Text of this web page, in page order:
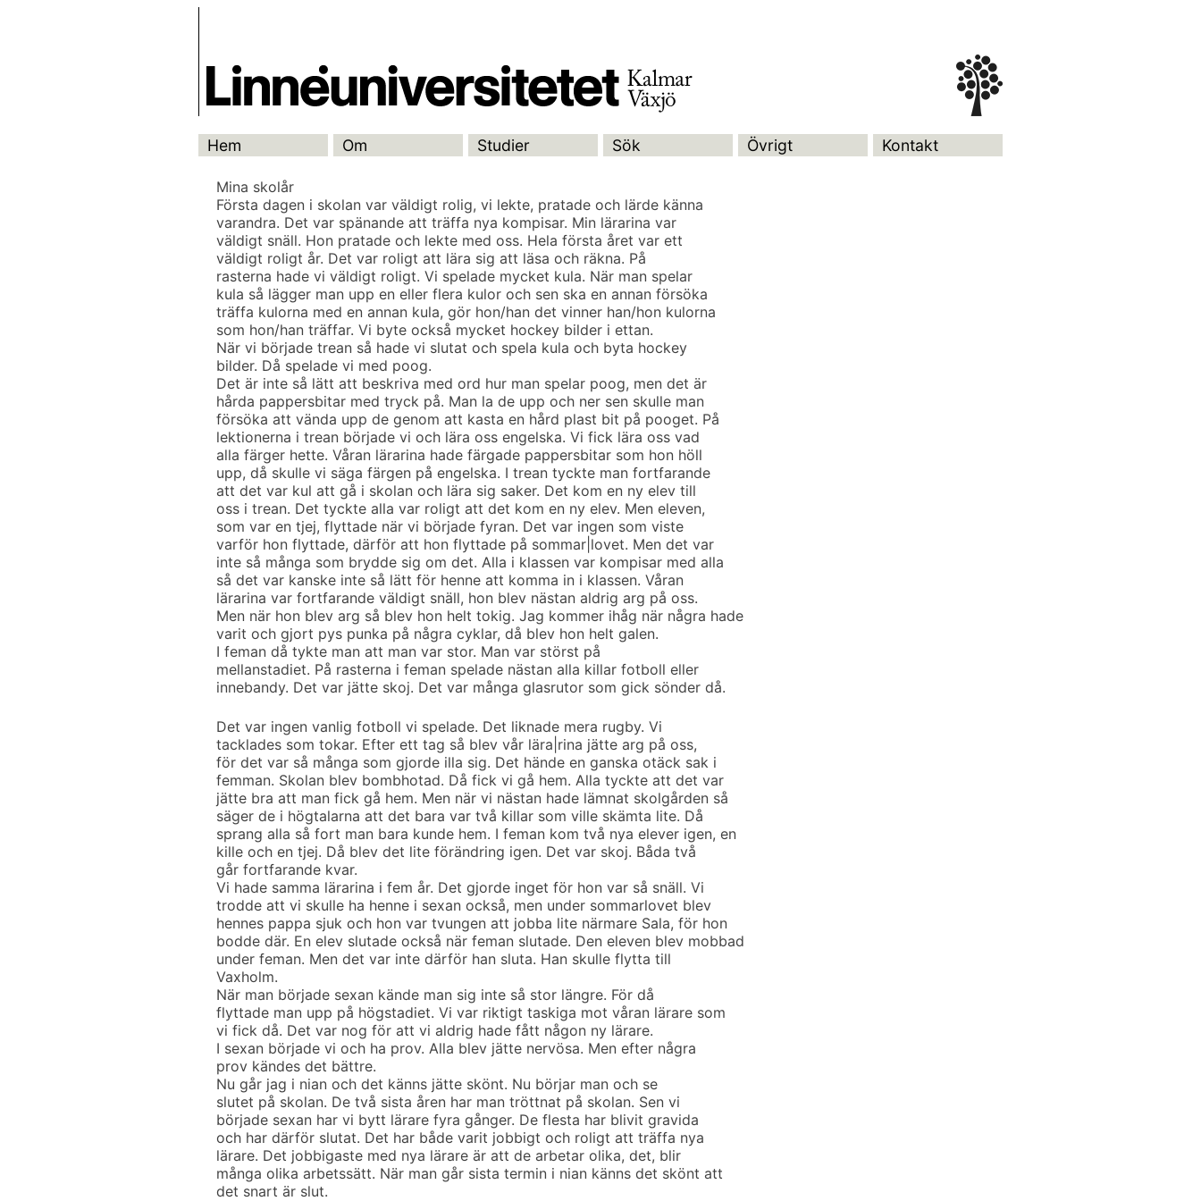
Hem Om Studier Sök Övrigt Kontakt
Mina skolår
Första dagen i skolan var väldigt rolig, vi lekte, pratade och lärde känna
varandra. Det var spänande att träffa nya kompisar. Min lärarina var
väldigt snäll. Hon pratade och lekte med oss. Hela första året var ett
väldigt roligt år. Det var roligt att lära sig att läsa och räkna. På
rasterna hade vi väldigt roligt. Vi spelade mycket kula. När man spelar
kula så lägger man upp en eller flera kulor och sen ska en annan försöka
träffa kulorna med en annan kula, gör hon/han det vinner han/hon kulorna
som hon/han träffar. Vi byte också mycket hockey bilder i ettan.
När vi började trean så hade vi slutat och spela kula och byta hockey
bilder. Då spelade vi med poog.
Det är inte så lätt att beskriva med ord hur man spelar poog, men det är
hårda pappersbitar med tryck på. Man la de upp och ner sen skulle man
försöka att vända upp de genom att kasta en hård plast bit på pooget. På
lektionerna i trean började vi och lära oss engelska. Vi fick lära oss vad
alla färger hette. Våran lärarina hade färgade pappersbitar som hon höll
upp, då skulle vi säga färgen på engelska. I trean tyckte man fortfarande
att det var kul att gå i skolan och lära sig saker. Det kom en ny elev till
oss i trean. Det tyckte alla var roligt att det kom en ny elev. Men eleven,
som var en tjej, flyttade när vi började fyran. Det var ingen som viste
varför hon flyttade, därför att hon flyttade på sommar|lovet. Men det var
inte så många som brydde sig om det. Alla i klassen var kompisar med alla
så det var kanske inte så lätt för henne att komma in i klassen. Våran
lärarina var fortfarande väldigt snäll, hon blev nästan aldrig arg på oss.
Men när hon blev arg så blev hon helt tokig. Jag kommer ihåg när några hade
varit och gjort pys punka på några cyklar, då blev hon helt galen.
I feman då tykte man att man var stor. Man var störst på
mellanstadiet. På rasterna i feman spelade nästan alla killar fotboll eller
innebandy. Det var jätte skoj. Det var många glasrutor som gick sönder då.
Det var ingen vanlig fotboll vi spelade. Det liknade mera rugby. Vi
tacklades som tokar. Efter ett tag så blev vår lära|rina jätte arg på oss,
för det var så många som gjorde illa sig. Det hände en ganska otäck sak i
femman. Skolan blev bombhotad. Då fick vi gå hem. Alla tyckte att det var
jätte bra att man fick gå hem. Men när vi nästan hade lämnat skolgården så
säger de i högtalarna att det bara var två killar som ville skämta lite. Då
sprang alla så fort man bara kunde hem. I feman kom två nya elever igen, en
kille och en tjej. Då blev det lite förändring igen. Det var skoj. Båda två
går fortfarande kvar.
Vi hade samma lärarina i fem år. Det gjorde inget för hon var så snäll. Vi
trodde att vi skulle ha henne i sexan också, men under sommarlovet blev
hennes pappa sjuk och hon var tvungen att jobba lite närmare Sala, för hon
bodde där. En elev slutade också när feman slutade. Den eleven blev mobbad
under feman. Men det var inte därför han sluta. Han skulle flytta till
Vaxholm.
När man började sexan kände man sig inte så stor längre. För då
flyttade man upp på högstadiet. Vi var riktigt taskiga mot våran lärare som
vi fick då. Det var nog för att vi aldrig hade fått någon ny lärare.
I sexan började vi och ha prov. Alla blev jätte nervösa. Men efter några
prov kändes det bättre.
Nu går jag i nian och det känns jätte skönt. Nu börjar man och se
slutet på skolan. De två sista åren har man tröttnat på skolan. Sen vi
började sexan har vi bytt lärare fyra gånger. De flesta har blivit gravida
och har därför slutat. Det har både varit jobbigt och roligt att träffa nya
lärare. Det jobbigaste med nya lärare är att de arbetar olika, det, blir
många olika arbetssätt. När man går sista termin i nian känns det skönt att
det snart är slut.